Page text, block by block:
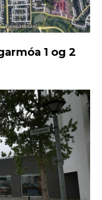
1 og 2